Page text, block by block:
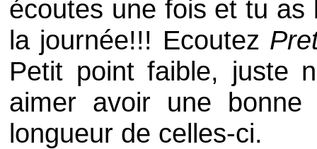
écoutes une fois et tu
la journée!!! Ecoutez
Petit point faible, juste
aimer avoir une
longueur de celles-ci.